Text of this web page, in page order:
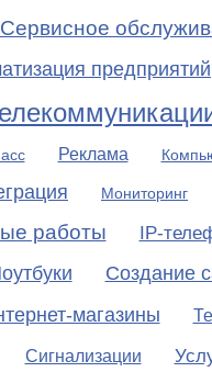
Сервисное
предприятий
Реклама
Мониторинг
работы IP-
Создание
магазины
Сигнализации